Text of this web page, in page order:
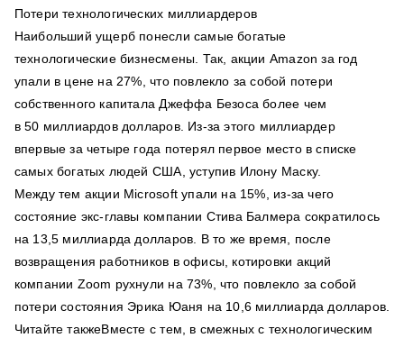
Потери технологических миллиардеров
Наибольший ущерб понесли самые богатые
технологические бизнесмены. Так, акции Amazon за год
упали в цене на 27%, что повлекло за собой потери
собственного капитала Джеффа Безоса более чем
в 50 миллиардов долларов. Из-за этого миллиардер
впервые за четыре года потерял первое место в списке
самых богатых людей США, уступив Илону Маску.
Между тем акции Microsoft упали на 15%, из-за чего
состояние экс-главы компании Стива Балмера сократилось
на 13,5 миллиарда долларов. В то же время, после
возвращения работников в офисы, котировки акций
компании Zoom рухнули на 73%, что повлекло за собой
потери состояния Эрика Юаня на 10,6 миллиарда долларов.
Читайте такжеВместе с тем, в смежных с технологическим